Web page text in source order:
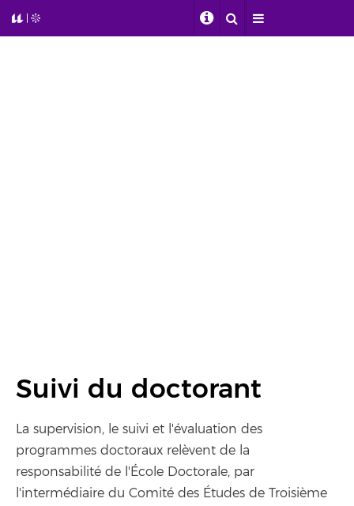
Suivi du doctorant
La supervision, le suivi et l'évaluation des
programmes doctoraux relèvent de la
responsabilité de l'École Doctorale, par
l'intermédiaire du Comité des Études de Troisième